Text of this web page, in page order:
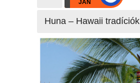
JAN
Huna – Hawaii tradíciók